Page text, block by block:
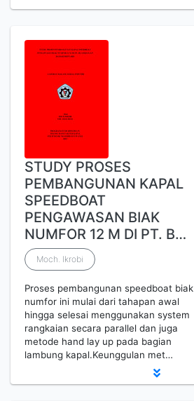
STUDY PROSES
PEMBANGUNAN KAPAL
SPEEDBOAT
PENGAWASAN BIAK
NUMFOR 12 M DI PT. B…
Moch. Ikrobi
Proses pembangunan speedboat biak
numfor ini mulai dari tahapan awal
hingga selesai menggunakan system
rangkaian secara parallel dan juga
metode hand lay up pada bagian
lambung kapal.Keunggulan met…